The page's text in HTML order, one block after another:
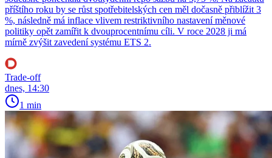
příštího roku by se růst spotřebitelských cen měl dočasně přiblížit 3
%, následně má inflace vlivem restriktivního nastavení měnové
politiky opět zamířit k dvouprocentnímu cíli. V roce 2028 ji má
mírně zvýšit zavedení systému ETS 2.
Trade-off
dnes, 14:30
1 min